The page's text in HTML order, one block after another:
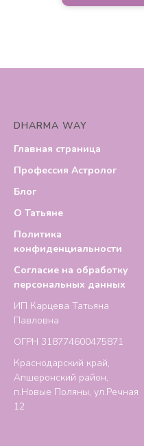
DHARMA WAY
Главная страница
Профессия Астролог
Блог
О Татьяне
Политика
конфиденциальности
Согласие на обработку
персональных данных
ИП Карцева Татьяна
Павловна
ОГРН 318774600475871
Краснодарский край,
Апшеронский район,
п.Новые Поляны, ул.Речная
12